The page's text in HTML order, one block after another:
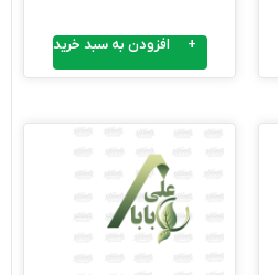
افزودن به سبد خرید